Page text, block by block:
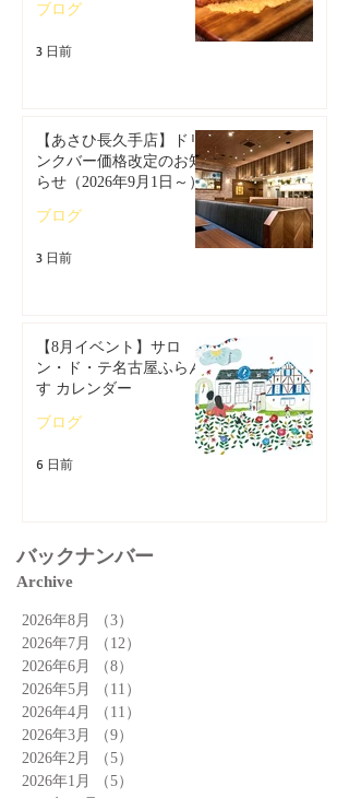
ブログ
3 日前
【あさひ長久手店】ドリ
ンクバー価格改定のお知
らせ（2026年9月1日～）
ブログ
3 日前
【8月イベント】サロ
ン・ド・テ名古屋ふらん
す カレンダー
ブログ
6 日前
バックナンバー
Archive
2026年8月 （3）
2026年7月
（12）
2026年6月
（8）
2026年5月
（11）
2026年4月
（11）
2026年3月
（9）
2026年2月
（5）
2026年1月
（5）